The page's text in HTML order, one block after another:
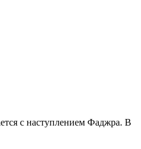
с наступлением Фаджра. В